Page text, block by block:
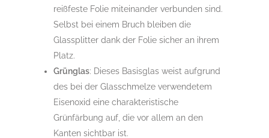
reißfeste Folie miteinander verbunden sind.
Selbst bei einem Bruch bleiben die
Glassplitter dank der Folie sicher an ihrem
Platz.
Grünglas: Dieses Basisglas weist aufgrund
des bei der Glasschmelze verwendetem
Eisenoxid eine charakteristische
Grünfärbung auf, die vor allem an den
Kanten sichtbar ist.